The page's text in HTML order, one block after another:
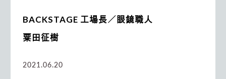
BACKSTAGE 工場長／眼鏡職人
粟田征樹
2021.06.20